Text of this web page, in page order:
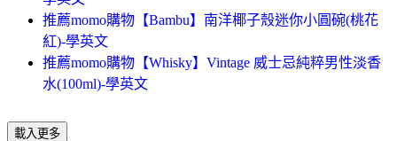
推薦momo購物【Bambu】南洋椰子殼迷你小圓碗(桃花
紅)-學英文
推薦momo購物【Whisky】Vintage 威士忌純粹男性淡香
水(100ml)-學英文
載入更多